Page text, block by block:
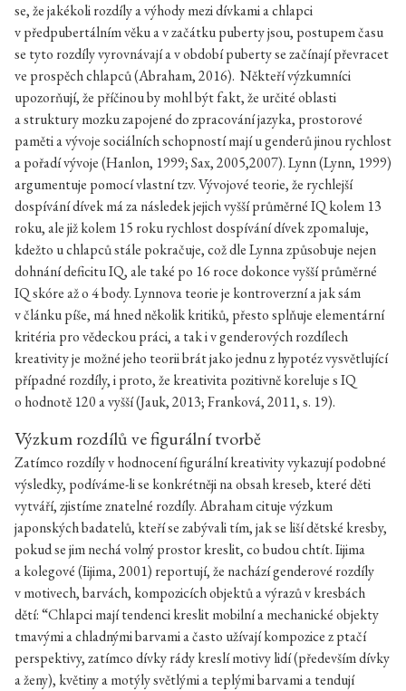
se, že jakékoli rozdíly a výhody mezi dívkami a chlapci
v předpubertálním věku a v začátku puberty jsou, postupem času
se tyto rozdíly vyrovnávají a v období puberty se začínají převracet
ve prospěch chlapců (Abraham, 2016). Někteří výzkumníci
upozorňují, že příčinou by mohl být fakt, že určité oblasti
a struktury mozku zapojené do zpracování jazyka, prostorové
paměti a vývoje sociálních schopností mají u genderů jinou rychlost
a pořadí vývoje (Hanlon, 1999; Sax, 2005,2007). Lynn (Lynn, 1999)
argumentuje pomocí vlastní tzv. Vývojové teorie, že rychlejší
dospívání dívek má za následek jejich vyšší průměrné IQ kolem 13
roku, ale již kolem 15 roku rychlost dospívání dívek zpomaluje,
kdežto u chlapců stále pokračuje, což dle Lynna způsobuje nejen
dohnání deficitu IQ, ale také po 16 roce dokonce vyšší průměrné
IQ skóre až o 4 body. Lynnova teorie je kontroverzní a jak sám
v článku píše, má hned několik kritiků, přesto splňuje elementární
kritéria pro vědeckou práci, a tak i v genderových rozdílech
kreativity je možné jeho teorii brát jako jednu z hypotéz vysvětlující
případné rozdíly, i proto, že kreativita pozitivně koreluje s IQ
o hodnotě 120 a vyšší (Jauk, 2013; Franková, 2011, s. 19).
Výzkum rozdílů ve figurální tvorbě
Zatímco rozdíly v hodnocení figurální kreativity vykazují podobné
výsledky, podíváme-li se konkrétněji na obsah kreseb, které děti
vytváří, zjistíme znatelné rozdíly. Abraham cituje výzkum
japonských badatelů, kteří se zabývali tím, jak se liší dětské kresby,
pokud se jim nechá volný prostor kreslit, co budou chtít. Iijima
a kolegové (Iijima, 2001) reportují, že nachází genderové rozdíly
v motivech, barvách, kompozicích objektů a výrazů v kresbách
dětí: “Chlapci mají tendenci kreslit mobilní a mechanické objekty
tmavými a chladnými barvami a často užívají kompozice z ptačí
perspektivy, zatímco dívky rády kreslí motivy lidí (především dívky
a ženy), květiny a motýly světlými a teplými barvami a tendují